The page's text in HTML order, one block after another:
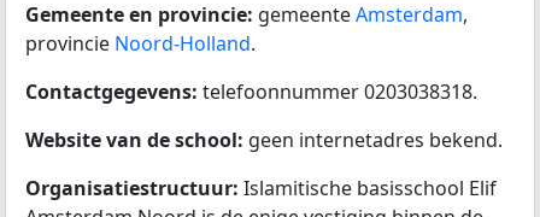
Gemeente en provincie: gemeenteAmsterdam,
provincie Noord-Holland.
Contactgegevens: telefoonnummer 0203038318.
Website van de school: geen internetadres bekend.
Organisatiestructuur: Islamitische basisschool Elif